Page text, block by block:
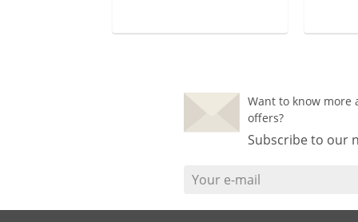
Want to know more
offers?
Subscribe to our
Your e-mail